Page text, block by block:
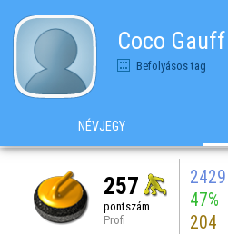
Coco Gauff
Befolyásos tag
NÉVJEGY
257
pontszám
Profi
2429
47%
204